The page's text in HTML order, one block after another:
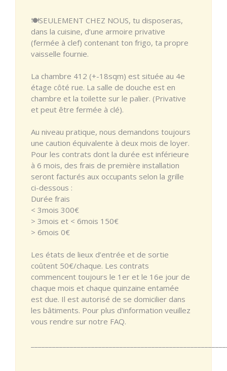
🍽️SEULEMENT CHEZ NOUS, tu disposeras,
dans la cuisine, d’une armoire privative
(fermée à clef) contenant ton frigo, ta propre
vaisselle fournie.
La chambre 412 (+-18sqm) est située au 4e
étage côté rue. La salle de douche est en
chambre et la toilette sur le palier. (Privative
et peut être fermée à clé).
Au niveau pratique, nous demandons toujours
une caution équivalente à deux mois de loyer.
Pour les contrats dont la durée est inférieure
à 6 mois, des frais de première installation
seront facturés aux occupants selon la grille
ci-dessous :
Durée frais
< 3mois 300€
> 3mois et < 6mois 150€
> 6mois 0€
Les états de lieux d’entrée et de sortie
coûtent 50€/chaque. Les contrats
commencent toujours le 1er et le 16e jour de
chaque mois et chaque quinzaine entamée
est due. Il est autorisé de se domicilier dans
les bâtiments. Pour plus d'information veuillez
vous rendre sur notre FAQ.